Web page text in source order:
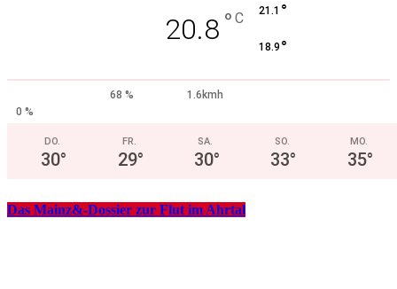
20.8 ° C 21.1 °
18.9 °
68 %
1.6kmh
0 %
DO.
30°
FR.
29°
SA.
30°
SO.
33°
MO.
35°
Das Mainz&-Dossier zur Flut im Ahrtal